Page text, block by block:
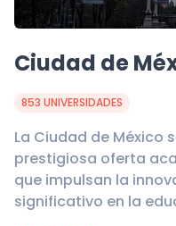
Ciudad de
853 UNIVERSIDADES
La Ciudad de México
prestigiosa oferta
que impulsan la
significativo en la